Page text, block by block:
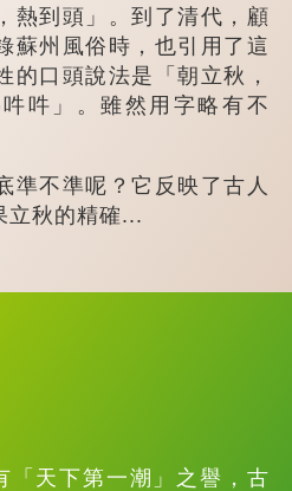
熱到頭」。到了清代，顧
蘇州風俗時，也引用了這
的口頭說法是「朝立秋，
吽」。雖然用字略有不
不準呢？它反映了古人
立秋的精確...
天下第一潮」之譽，古